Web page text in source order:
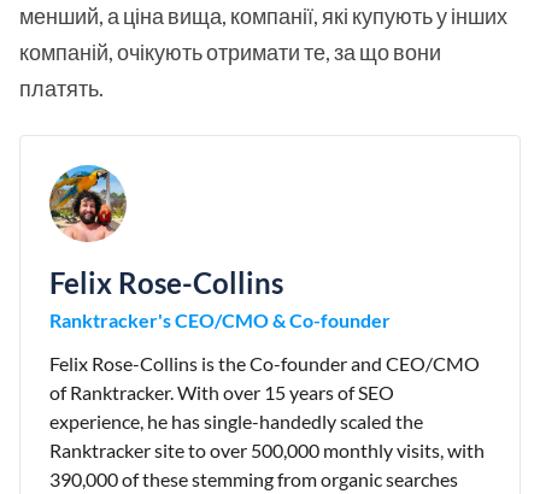
менший, а ціна вища, компанії, які купують у інших
компаній, очікують отримати те, за що вони
платять.
Felix Rose-Collins
Ranktracker's CEO/CMO & Co-founder
Felix Rose-Collins is the Co-founder and CEO/CMO
of Ranktracker. With over 15 years of SEO
experience, he has single-handedly scaled the
Ranktracker site to over 500,000 monthly visits, with
390,000 of these stemming from organic searches